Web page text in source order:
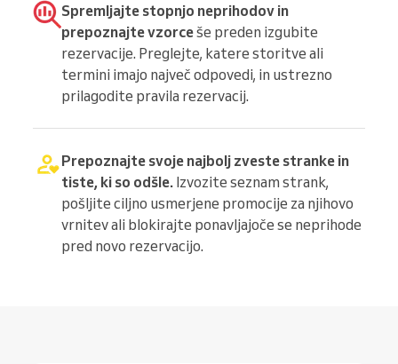
Spremljajte stopnjo neprihodov in
prepoznajte vzorceše preden izgubite
rezervacije. Preglejte, katere storitve ali
termini imajo največ odpovedi, in ustrezno
prilagodite pravila rezervacij.
Prepoznajte svoje najbolj zveste stranke in
tiste, ki so odšle. Izvozite seznam strank,
pošljite ciljno usmerjene promocije za njihovo
vrnitev ali blokirajte ponavljajoče se neprihode
pred novo rezervacijo.